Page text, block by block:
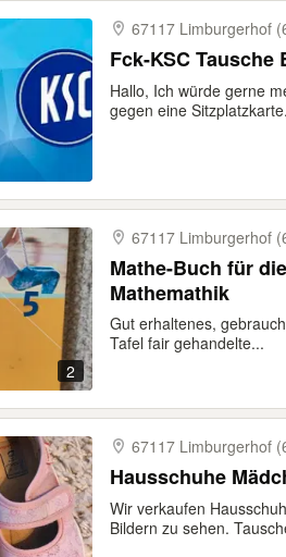
67117 Limburgerhof
Fck-KSC Tausche
Hallo, Ich würde gerne
gegen eine
2
67117 Limburgerhof
Mathe-Buch für
Mathemathik
Gut erhaltenes,
Tafel fair gehandelte...
67117 Limburgerhof
Hausschuhe
Wir verkaufen
Bildern zu sehen.